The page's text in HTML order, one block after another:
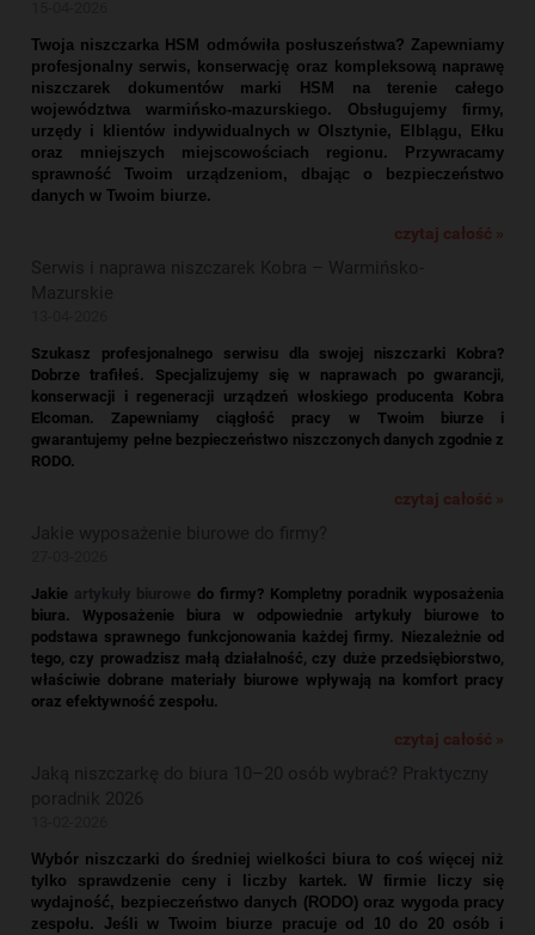
Twoja niszczarka HSM odmówiła posłuszeństwa? Zapewniamy
profesjonalny serwis, konserwację oraz kompleksową naprawę
niszczarek dokumentów marki HSM na terenie całego
województwa warmińsko-mazurskiego. Obsługujemy firmy,
urzędy i klientów indywidualnych w Olsztynie, Elblągu, Ełku
oraz mniejszych miejscowościach regionu. Przywracamy
sprawność Twoim urządzeniom, dbając o bezpieczeństwo
danych w Twoim biurze.
czytaj całość »
Serwis i naprawa niszczarek Kobra – Warmińsko-
Mazurskie
Szukasz profesjonalnego serwisu dla swojej niszczarki Kobra?
Dobrze trafiłeś. Specjalizujemy się w naprawach po gwarancji,
konserwacji i regeneracji urządzeń włoskiego producenta Kobra
Elcoman. Zapewniamy ciągłość pracy w Twoim biurze i
gwarantujemy pełne bezpieczeństwo niszczonych danych zgodnie z
RODO.
czytaj całość »
Jakie wyposażenie biurowe do firmy?
Jakie artykuły biurowe do firmy? Kompletny poradnik wyposażenia
biura. Wyposażenie biura w odpowiednie artykuły biurowe to
podstawa sprawnego funkcjonowania każdej firmy. Niezależnie od
tego, czy prowadzisz małą działalność, czy duże przedsiębiorstwo,
właściwie dobrane materiały biurowe wpływają na komfort pracy
oraz efektywność zespołu.
czytaj całość »
Jaką niszczarkę do biura 10–20 osób wybrać? Praktyczny
poradnik 2026
Wybór niszczarki do średniej wielkości biura to coś więcej niż
tylko sprawdzenie ceny i liczby kartek. W firmie liczy się
wydajność, bezpieczeństwo danych (RODO) oraz wygoda pracy
zespołu. Jeśli w Twoim biurze pracuje od 10 do 20 osób i